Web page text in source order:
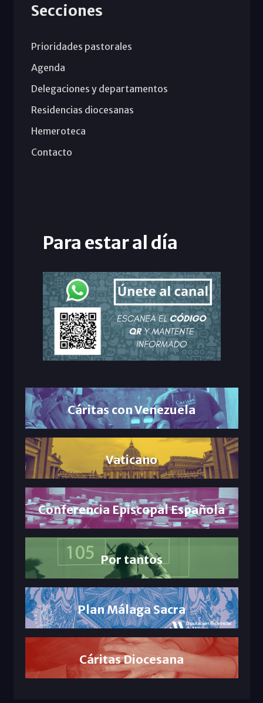
Secciones
Prioridades pastorales
Agenda
Delegaciones y departamentos
Residencias diocesanas
Hemeroteca
Contacto
Para estar al día
Cáritas con Venezuela
Vaticano
Conferencia Episcopal Española
Por tantos
Plan Málaga Sacra
Cáritas Diocesana